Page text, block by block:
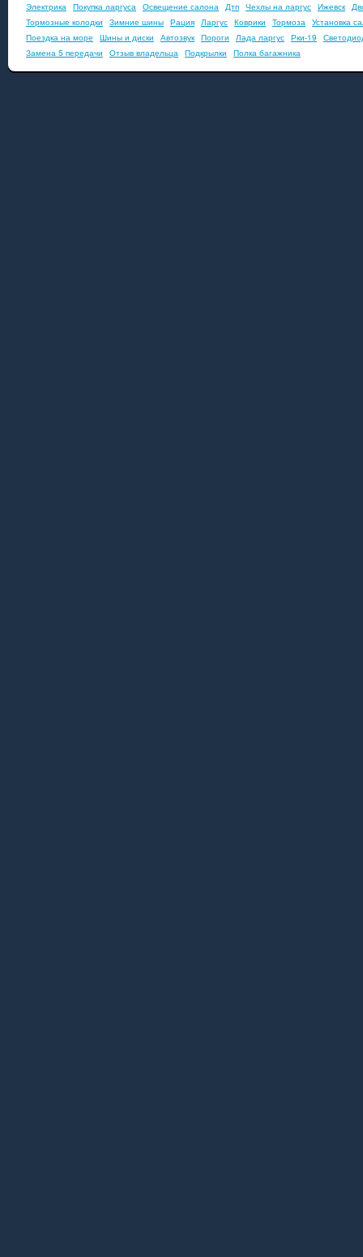
Электрика Покупка ларгуса Освещение салона Дтп Чехлы на ларгус Ижевск
Тормозные колодки
Зимние шины Рация Ларгус Коврики Тормоза Установка
Поездка на море
Шины и диски Автозвук Пороги Лада ларгус Рки-19
Замена 5 передачи
Отзыв владельца Подкрылки Полка багажника